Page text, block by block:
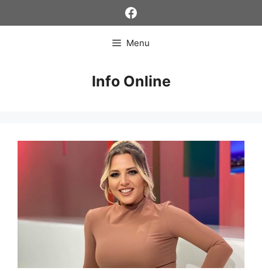
Facebook
Menu
Info Online